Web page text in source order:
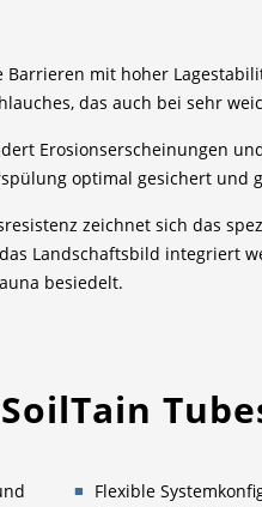
mit hoher
das auch bei sehr
Erosionserscheinungen
optimal gesichert und
zeichnet sich das
Landschaftsbild
besiedelt.
Flexible